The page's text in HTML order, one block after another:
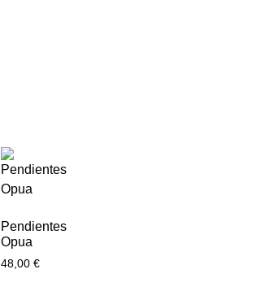
Pendientes
Opua
48,00 €